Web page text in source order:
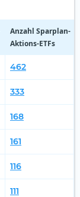
Anzahl Sparplan-
Aktions-ETFs
462
333
168
161
116
111